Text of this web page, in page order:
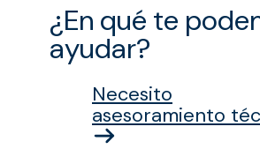
¿En qué te
ayudar?
Necesito
asesoramiento